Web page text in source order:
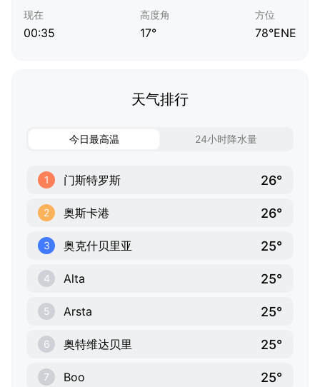
现在
00:35
高度角
17°
方位
78°ENE
天气排行
今日最高温 24小时降水量
1 门斯特罗斯 26°
2 奥斯卡港 26°
3 奥克什贝里亚 25°
4 Alta 25°
5 Arsta 25°
6 奥特维达贝里 25°
7 Boo 25°